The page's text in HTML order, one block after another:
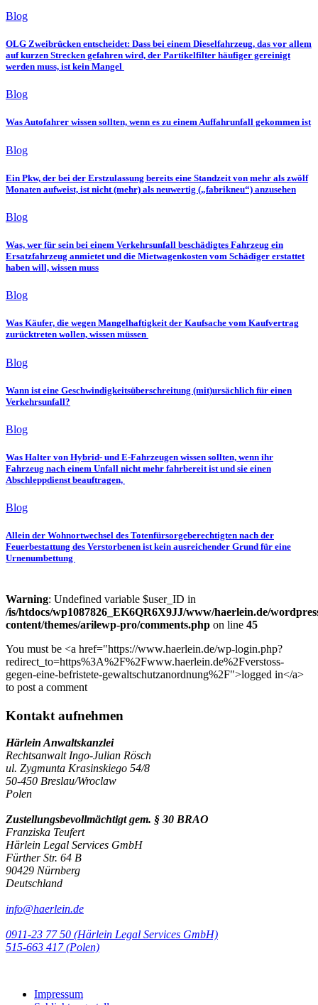
Blog
OLG Zweibrücken entscheidet: Dass bei einem Dieselfahrzeug, das vor allem
auf kurzen Strecken gefahren wird, der Partikelfilter häufiger gereinigt
werden muss, ist kein Mangel
Blog
Was Autofahrer wissen sollten, wenn es zu einem Auffahrunfall gekommen ist
Blog
Ein Pkw, der bei der Erstzulassung bereits eine Standzeit von mehr als zwölf
Monaten aufweist, ist nicht (mehr) als neuwertig („fabrikneu“) anzusehen
Blog
Was, wer für sein bei einem Verkehrsunfall beschädigtes Fahrzeug ein
Ersatzfahrzeug anmietet und die Mietwagenkosten vom Schädiger erstattet
haben will, wissen muss
Blog
Was Käufer, die wegen Mangelhaftigkeit der Kaufsache vom Kaufvertrag
zurücktreten wollen, wissen müssen
Blog
Wann ist eine Geschwindigkeitsüberschreitung (mit)ursächlich für einen
Verkehrsunfall?
Blog
Was Halter von Hybrid- und E-Fahrzeugen wissen sollten, wenn ihr
Fahrzeug nach einem Unfall nicht mehr fahrbereit ist und sie einen
Abschleppdienst beauftragen,
Blog
Allein der Wohnortwechsel des Totenfürsorgeberechtigten nach der
Feuerbestattung des Verstorbenen ist kein ausreichender Grund für eine
Urnenumbettung
Warning: Undefined variable $user_ID in
/is/htdocs/wp1087826_EK6QR6X9JJ/www/haerlein.de/
content/themes/arilewp-pro/comments.php on line 45
You must be <a href="https://www.haerlein.de/wp-login.php?
redirect_to=https%3A%2F%2Fwww.haerlein.de%2Fverstoss-
gegen-eine-befristete-gewaltschutzanordnung%2F">logged in</a>
to post a comment
Kontakt aufnehmen
Härlein Anwaltskanzlei
Rechtsanwalt Ingo-Julian Rösch
ul. Zygmunta Krasinskiego 54/8
50-450 Breslau/Wroclaw
Polen
Zustellungsbevollmächtigt gem. § 30 BRAO
Franziska Teufert
Härlein Legal Services GmbH
Fürther Str. 64 B
90429 Nürnberg
Deutschland
info@haerlein.de
0911-23 77 50 (Härlein Legal Services GmbH)
‭515-663 417 (Polen)‬‬‬
Impressum